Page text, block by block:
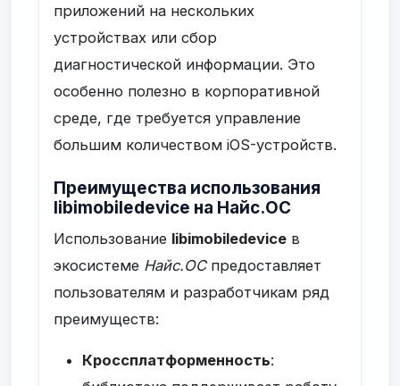
приложений на нескольких
устройствах или сбор
диагностической информации. Это
особенно полезно в корпоративной
среде, где требуется управление
большим количеством iOS-устройств.
Преимущества использования
libimobiledevice на Найс.ОС
Использование libimobiledevice в
экосистеме Найс.ОСпредоставляет
пользователям и разработчикам ряд
преимуществ:
Кроссплатформенность: